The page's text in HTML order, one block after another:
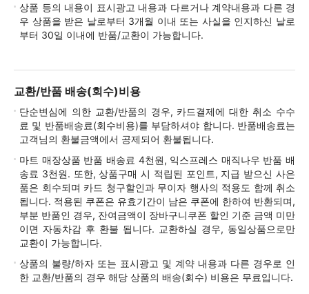
상품 등의 내용이 표시광고 내용과 다르거나 계약내용과 다른 경
우 상품을 받은 날로부터 3개월 이내 또는 사실을 인지하신 날로
부터 30일 이내에 반품/교환이 가능합니다.
교환/반품 배송(회수)비용
단순변심에 의한 교환/반품의 경우, 카드결제에 대한 취소 수수
료 및 반품배송료(회수비용)를 부담하셔야 합니다. 반품배송료는
고객님의 환불금액에서 공제되어 환불됩니다.
마트 매장상품 반품 배송료 4천원, 익스프레스 매직나우 반품 배
송료 3천원. 또한, 상품구매 시 적립된 포인트, 지급 받으신 사은
품은 회수되며 카드 청구할인과 무이자 행사의 적용도 함께 취소
됩니다. 적용된 쿠폰은 유효기간이 남은 쿠폰에 한하여 반환되며,
부분 반품인 경우, 잔여금액이 장바구니쿠폰 할인 기준 금액 미만
이면 자동차감 후 환불 됩니다. 교환하실 경우, 동일상품으로만
교환이 가능합니다.
상품의 불량/하자 또는 표시광고 및 계약 내용과 다른 경우로 인
한 교환/반품의 경우 해당 상품의 배송(회수) 비용은 무료입니다.